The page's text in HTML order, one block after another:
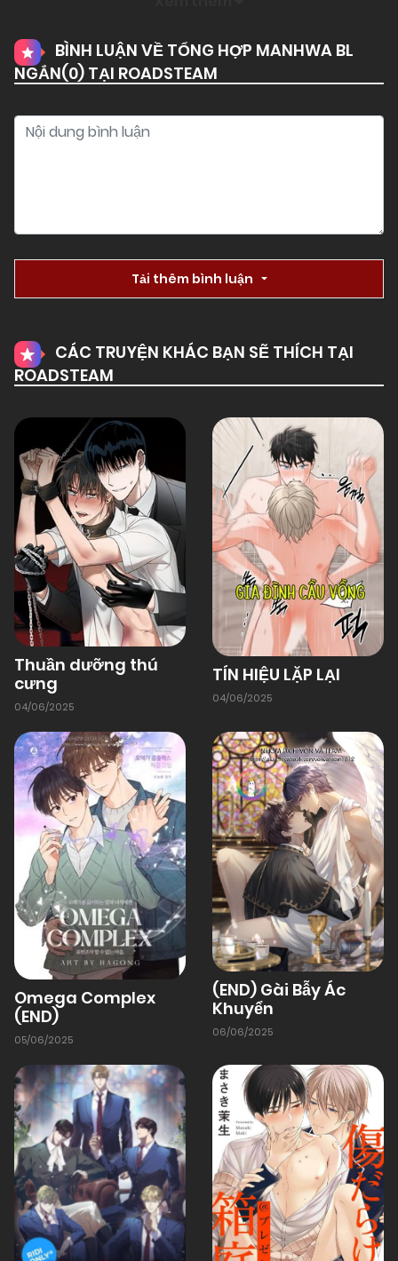
Chapter 2.1 01/01/1970
Chapter 1.4 01/01/1970
Chapter 1.1 01/01/1970
BÌNH LUẬN VỀ TỔNG HỢP MANHWA BL
NGẮN(0) TẠI ROADSTEAM
Tải thêm bình luận
CÁC TRUYỆN KHÁC BẠN SẼ THÍCH TẠI
ROADSTEAM
Thuần dưỡng thú
cưng
04/06/2025
TÍN HIỆU LẶP LẠI
04/06/2025
Omega Complex
(END)
05/06/2025
(END) Gài Bẫy Ác
Khuyển
06/06/2025